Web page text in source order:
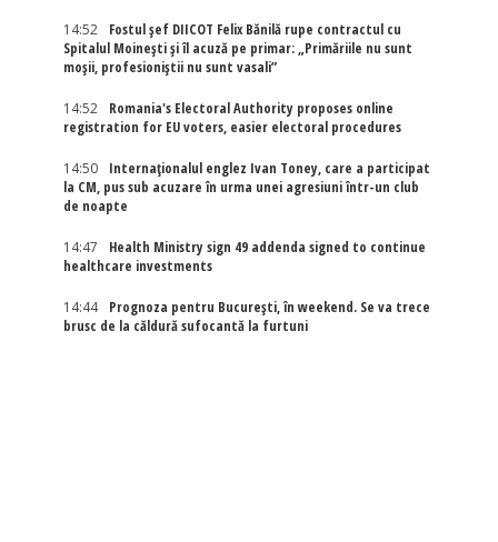
14:52
Fostul șef DIICOT Felix Bănilă rupe contractul cu
Spitalul Moinești și îl acuză pe primar: „Primăriile nu sunt
moșii, profesioniștii nu sunt vasali”
14:52
Romania's Electoral Authority proposes online
registration for EU voters, easier electoral procedures
14:50
Internaţionalul englez Ivan Toney, care a participat
la CM, pus sub acuzare în urma unei agresiuni într-un club
de noapte
14:47
Health Ministry sign 49 addenda signed to continue
healthcare investments
14:44
Prognoza pentru București, în weekend. Se va trece
brusc de la căldură sufocantă la furtuni